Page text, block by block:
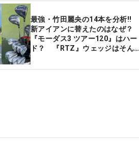
最強・竹田麗央の14本を分析‼
新アイアンに替えたのはなぜ？
『モーダス3 ツアー120』はハー
ド？ 『RTZ』ウェッジはそんな